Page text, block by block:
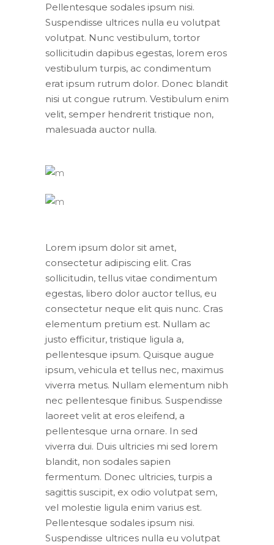
Pellentesque sodales ipsum nisi.
Suspendisse ultrices nulla eu volutpat
volutpat. Nunc vestibulum, tortor
sollicitudin dapibus egestas, lorem eros
vestibulum turpis, ac condimentum
erat ipsum rutrum dolor. Donec blandit
nisi ut congue rutrum. Vestibulum enim
velit, semper hendrerit tristique non,
malesuada auctor nulla.
Lorem ipsum dolor sit amet,
consectetur adipiscing elit. Cras
sollicitudin, tellus vitae condimentum
egestas, libero dolor auctor tellus, eu
consectetur neque elit quis nunc. Cras
elementum pretium est. Nullam ac
justo efficitur, tristique ligula a,
pellentesque ipsum. Quisque augue
ipsum, vehicula et tellus nec, maximus
viverra metus. Nullam elementum nibh
nec pellentesque finibus. Suspendisse
laoreet velit at eros eleifend, a
pellentesque urna ornare. In sed
viverra dui. Duis ultricies mi sed lorem
blandit, non sodales sapien
fermentum. Donec ultricies, turpis a
sagittis suscipit, ex odio volutpat sem,
vel molestie ligula enim varius est.
Pellentesque sodales ipsum nisi.
Suspendisse ultrices nulla eu volutpat